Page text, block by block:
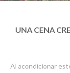
UNA CENA
Al acondicionar